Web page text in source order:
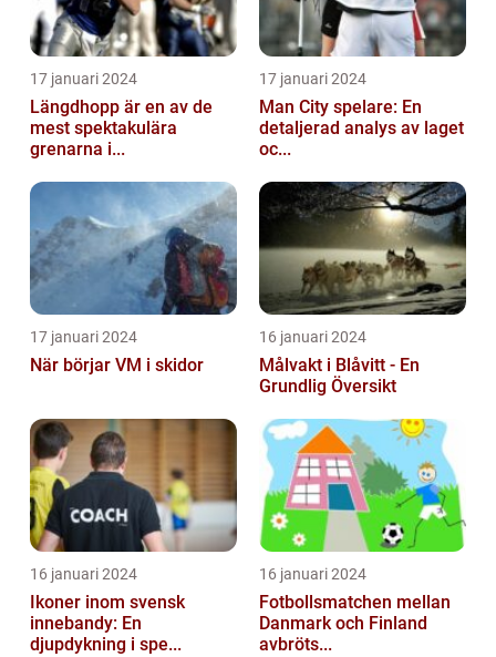
17 januari 2024
Längdhopp är en av de
mest spektakulära
grenarna i...
17 januari 2024
Man City spelare: En
detaljerad analys av laget
oc...
17 januari 2024
När börjar VM i skidor
16 januari 2024
Målvakt i Blåvitt - En
Grundlig Översikt
16 januari 2024
Ikoner inom svensk
innebandy: En
djupdykning i spe...
16 januari 2024
Fotbollsmatchen mellan
Danmark och Finland
avbröts...